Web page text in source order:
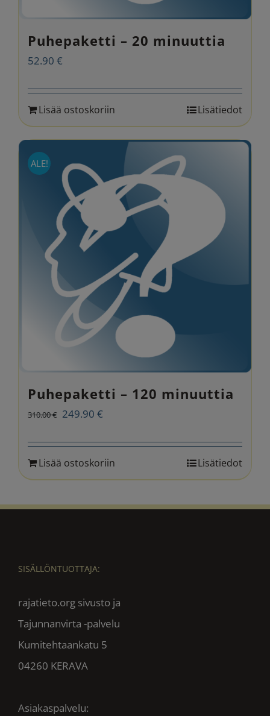
Puhepaketti – 20 minuuttia
52.90 €
Lisää ostoskoriin Lisätiedot
ALE!
Puhepaketti – 120 minuuttia
310.00€ Alkuperäinen
310.00 €.
249.90 €
on:
249.90 €.
Lisää ostoskoriin Lisätiedot
SISÄLLÖNTUOTTAJA:
rajatieto.org sivusto ja
Tajunnanvirta -palvelu
Kumitehtaankatu 5
04260 KERAVA
Asiakaspalvelu: